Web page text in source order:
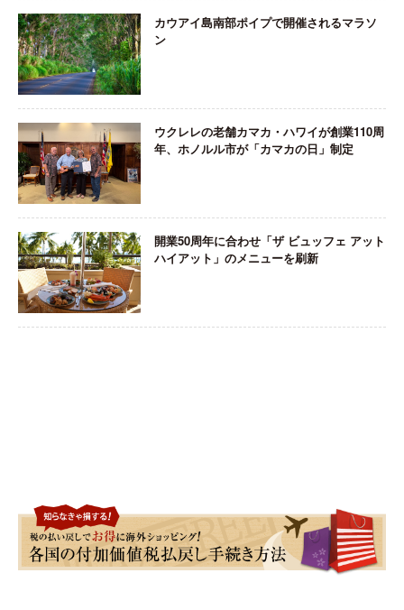
カウアイ島南部ポイプで開催されるマラソ
ン
ウクレレの老舗カマカ・ハワイが創業110周
年、ホノルル市が「カマカの日」制定
開業50周年に合わせ「ザ ビュッフェ アット
ハイアット」のメニューを刷新